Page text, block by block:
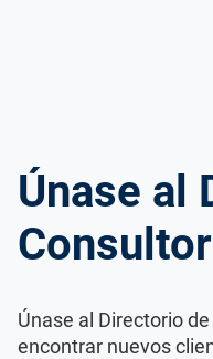
Únase al
Únase al Directorio
encontrar nuevos